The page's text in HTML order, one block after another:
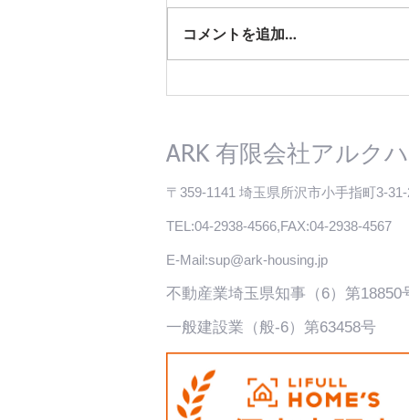
人気エリア☆西武池袋線「ひ
コメントを追加…
ARK有限会社アルク
〒359-1141 埼玉県所沢市小手指町3-
TEL:04-2938-4566,FAX:04-2938-4567
E-Mail:sup@ark-housing.jp
不動産​業埼玉県知事（6）第18850
一般建設業（般-6）第63458号